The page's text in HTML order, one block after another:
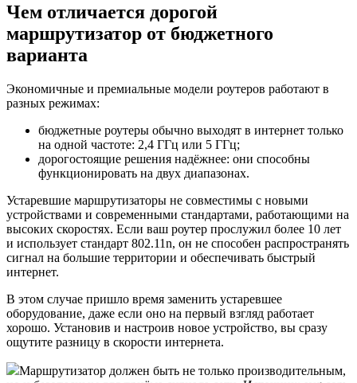
Чем отличается дорогой
маршрутизатор от бюджетного
варианта
Экономичные и премиальные модели роутеров работают в
разных режимах:
бюджетные роутеры обычно выходят в интернет только
на одной частоте: 2,4 ГГц или 5 ГГц;
дорогостоящие решения надёжнее: они способны
функционировать на двух диапазонах.
Устаревшие маршрутизаторы не совместимы с новыми
устройствами и современными стандартами, работающими на
высоких скоростях. Если ваш роутер прослужил более 10 лет
и использует стандарт 802.11n, он не способен распространять
сигнал на большие территории и обеспечивать быстрый
интернет.
В этом случае пришло время заменить устаревшее
оборудование, даже если оно на первый взгляд работает
хорошо. Установив и настроив новое устройство, вы сразу
ощутите разницу в скорости интернета.
Маршрутизатор должен быть не только производительным,